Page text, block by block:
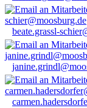
beate.grassl-